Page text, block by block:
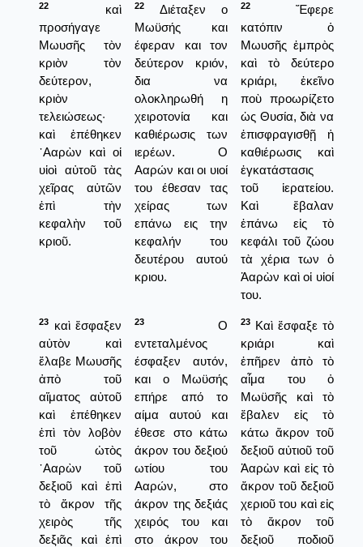
22
καὶ
προσήγαγε
Μωυσῆς τὸν
κριὸν τὸν
δεύτερον,
κριὸν
τελειώσεως·
καὶ ἐπέθηκεν
᾿Ααρὼν καὶ οἱ
υἱοὶ αὐτοῦ τὰς
χεῖρας αὐτῶν
ἐπὶ τὴν
κεφαλὴν τοῦ
κριοῦ.
22
Διέταξεν ο
Μωϋσής και
έφεραν και τον
δεύτερον κριόν,
δια να
ολοκληρωθή η
χειροτονία και
καθιέρωσις των
ιερέων. Ο
Ααρών και οι υιοί
του έθεσαν τας
χείρας των
επάνω εις την
κεφαλήν του
δευτέρου αυτού
κριου.
22
Ἔφερε
κατόπιν ὁ
Μωυσῆς ἐμπρὸς
καὶ τὸ δεύτερο
κριάρι, ἐκεῖνο
ποὺ προωρίζετο
ὡς Θυσία, διὰ να
ἐπισφραγισθῇ ἡ
καθιέρωσις καὶ
ἐγκατάστασις
τοῦ ἱερατείου.
Καὶ ἔβαλαν
ἐπάνω εἰς τὸ
κεφάλι τοῦ ζώου
τὰ χέρια των ὁ
Ἀαρὼν καὶ οἱ υἱοί
του.
23
καὶ ἔσφαξεν
αὐτὸν καὶ
ἔλαβε Μωυσῆς
ἀπὸ τοῦ
αἵματος αὐτοῦ
καὶ ἐπέθηκεν
ἐπὶ τὸν λοβὸν
τοῦ ὠτὸς
᾿Ααρὼν τοῦ
δεξιοῦ καὶ ἐπὶ
τὸ ἄκρον τῆς
χειρὸς τῆς
δεξιᾶς καὶ ἐπὶ
23
Ο
εντεταλμένος
έσφαξεν αυτόν,
και ο Μωϋσής
επήρε από το
αίμα αυτού και
έθεσε στο κάτω
άκρον του δεξιού
ωτίου του
Ααρών, στο
άκρον της δεξιάς
χειρός του και
στο άκρον του
23 Καὶ ἔσφαξε τὸ
κριάρι καὶ
ἐπῆρεν ἀπὸ τὸ
αἷμα του ὁ
Μωϋσῆς καὶ τὸ
ἔβαλεν εἰς τὸ
κάτω ἄκρον τοῦ
δεξιοῦ αὐτιοῦ τοῦ
Ἀαρὼν καὶ εἰς τὸ
ἄκρον τοῦ δεξιοῦ
χεριοῦ του καὶ εἰς
τὸ ἄκρον τοῦ
δεξιοῦ ποδιοῦ